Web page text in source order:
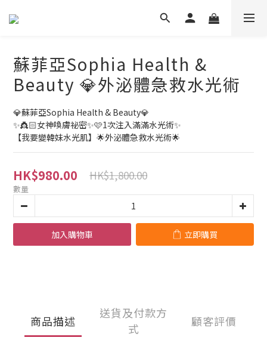
蘇菲亞Sophia Health &
Beauty 💎外泌體急救水光術
💎蘇菲亞Sophia Health & Beauty💎
✨👸🏻女神喚膚祕密✨🩷1次注入滿滿水光術✨
【我要變韓妹水光肌】🌟外泌體急救水光術🌟
HK$980.00 HK$1,800.00
數量
加入購物車 立即購買
商品描述
送貨及付款方
式
顧客評價